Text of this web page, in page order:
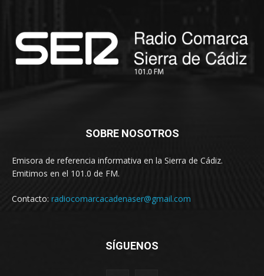
SOBRE NOSOTROS
Emisora de referencia informativa en la Sierra de Cádiz.
Emitimos en el 101.0 de FM.
Contacto: radiocomarcacadenaser@gmail.com
SÍGUENOS